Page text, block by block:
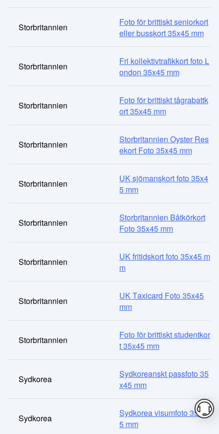
Storbritannien
Foto för brittiskt seniorkort
eller busskort 35x45 mm
Storbritannien
Fri kollektivtrafikkort foto L
ondon 35x45 mm
Storbritannien
Foto för brittiskt tågrabattk
ort 35x45 mm
Storbritannien
Storbritannien Oyster Res
ekort Foto 35x45 mm
Storbritannien
UK sjömanskort foto 35x4
5 mm
Storbritannien
Storbritannien Båtkörkort
Foto 35x45 mm
Storbritannien
UK fritidskort foto 35x45 m
m
Storbritannien
UK Taxicard Foto 35x45
mm
Storbritannien
Foto för brittiskt studentkor
t 35x45 mm
Sydkorea
Sydkoreanskt passfoto 35
x45 mm
Sydkorea
Sydkorea visumfoto 35x4
5 mm